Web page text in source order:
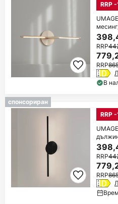
RRP
RRP
RRP
В
спонсориран
RRP
RRP
RRP